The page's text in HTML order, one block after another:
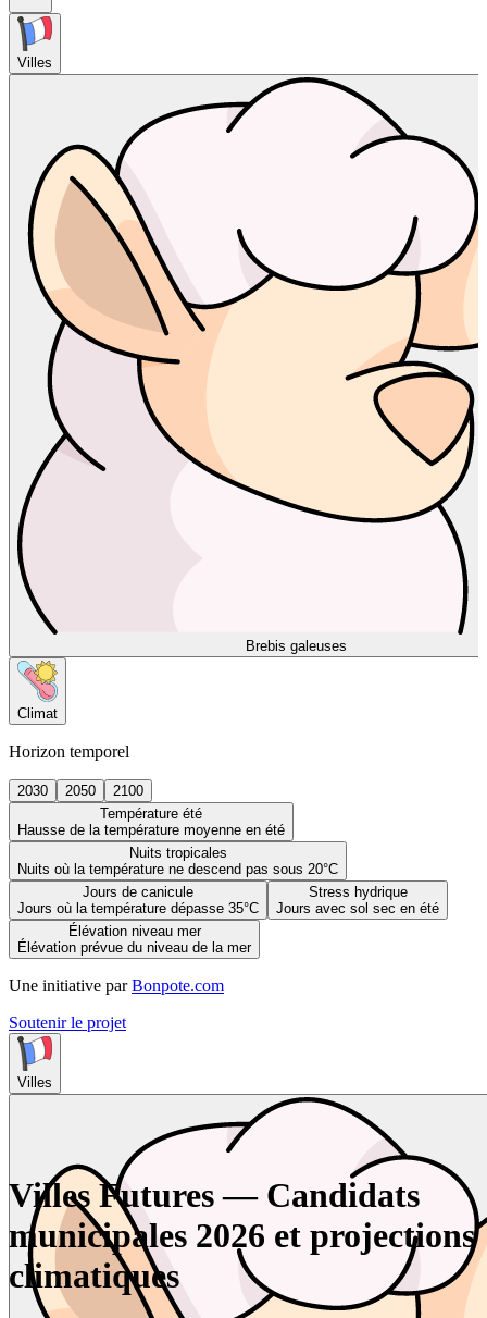
Villes
Brebis galeuses
Climat
Horizon temporel
2030 2050
2100
Température été
Hausse de la température moyenne en été
Nuits tropicales
Nuits où la température ne descend pas sous 20°C
Jours de canicule
Jours où la température dépasse 35°C
Stress hydrique
Jours avec sol sec en été
Élévation niveau mer
Élévation prévue du niveau de la mer
Une initiative par Bonpote.com
Soutenir le projet
Villes
Villes Futures — Candidats
municipales 2026 et projections
climatiques